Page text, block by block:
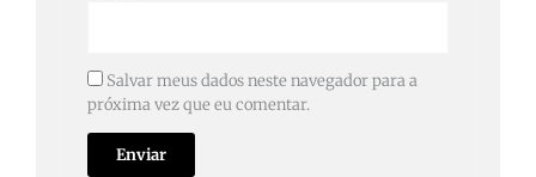
Salvar meus dados neste navegador para a
próxima vez que eu comentar.